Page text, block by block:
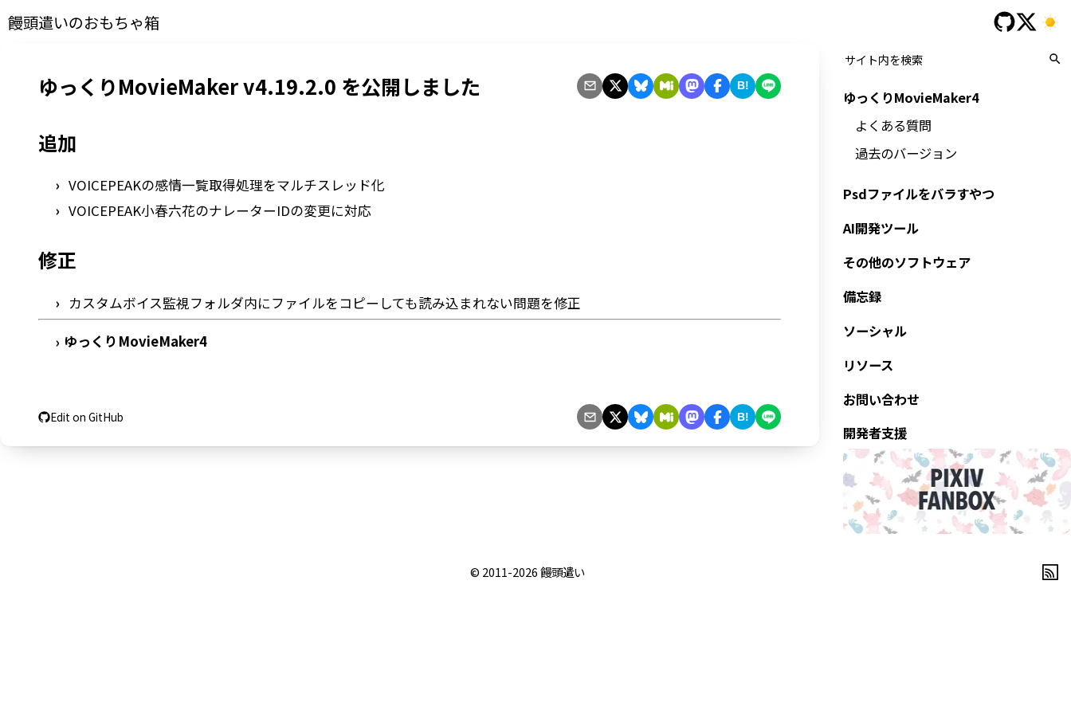
饅頭遣いのおもちゃ箱
ゆっくりMovieMaker v4.19.2.0 を公開しました B!
追加
VOICEPEAKの感情一覧取得処理をマルチスレッド化
VOICEPEAK小春六花のナレーターIDの変更に対応
修正
カスタムボイス監視フォルダ内にファイルをコピーしても読み込まれない問題を修正
› ゆっくりMovieMaker4
Edit on GitHub B!
ゆっくりMovieMaker4
よくある質問
過去のバージョン
Psdファイルをバラすやつ
AI開発ツール
その他のソフトウェア
備忘録
ソーシャル
リソース
お問い合わせ
開発者支援
© 2011-2026饅頭遣い